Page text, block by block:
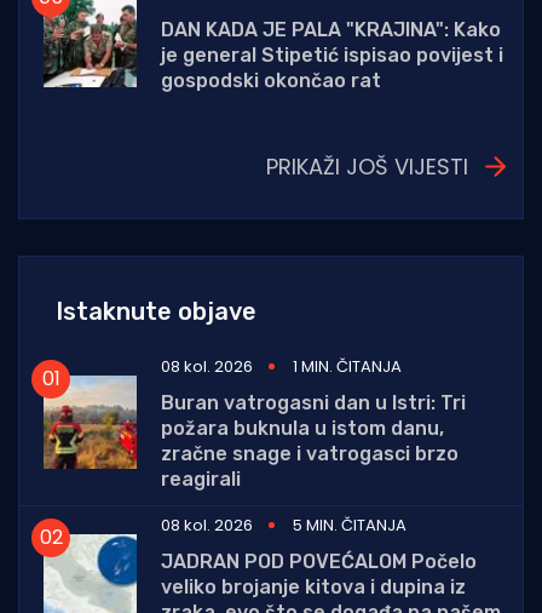
DAN KADA JE PALA "KRAJINA": Kako
je general Stipetić ispisao povijest i
gospodski okončao rat
PRIKAŽI JOŠ VIJESTI
Istaknute objave
08 kol. 2026
1 MIN. ČITANJA
Buran vatrogasni dan u Istri: Tri
požara buknula u istom danu,
zračne snage i vatrogasci brzo
reagirali
08 kol. 2026
5 MIN. ČITANJA
JADRAN POD POVEĆALOM Počelo
veliko brojanje kitova i dupina iz